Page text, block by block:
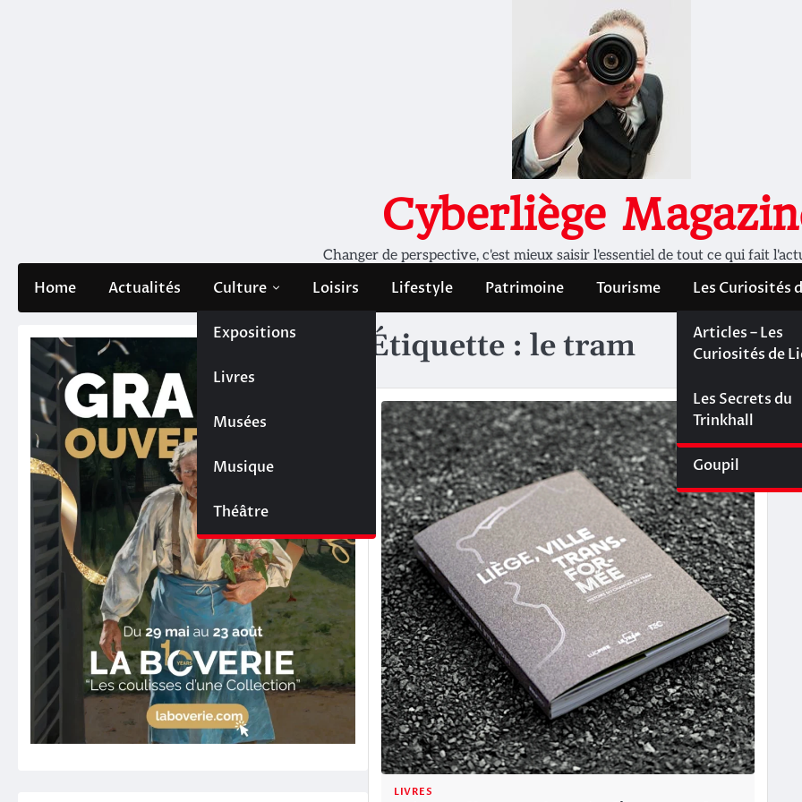
Cyberliège
Changer de perspective, c'est mieux saisir l'essentiel de tout ce qui fait
Home Actualités Culture
Expositions
Livres
Musées
Musique
Théâtre
Loisirs Lifestyle Patrimoine Tourisme Les Curiosités
Les Curiosités de
Liège
Articles – Les
Curiosités de
Les dossiers de
Cyberliège
Les Secrets du
Trinkhall
Goupil
Étiquette :le tram
LIVRES